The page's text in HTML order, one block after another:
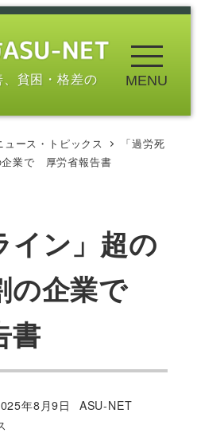
貧困・格差の MENU
ュース・トピックス
「過労死
企業で 厚労省報告書
イン」超の
の企業で
書
年8月9日
著
ASU-NET